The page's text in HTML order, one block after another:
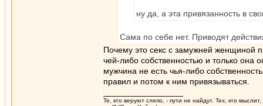
ну да, а эта привязанность в
Сама по себе нет. Приводят
Почему это секс с замужней женщиной
чей-либо собственностью и только она
мужчина не есть чья-либо
правил и потом к ним привязываться.
Те, кто веруют слепо, - пути не найдут. Тех, кто